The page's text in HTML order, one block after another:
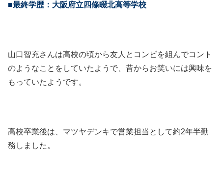
■最終学歴：大阪府立四條畷北高等学校
山口智充さんは高校の頃から友人とコンビを組んでコント
のようなことをしていたようで、昔からお笑いには興味を
もっていたようです。
高校卒業後は、マツヤデンキで営業担当として約2年半勤
務しました。